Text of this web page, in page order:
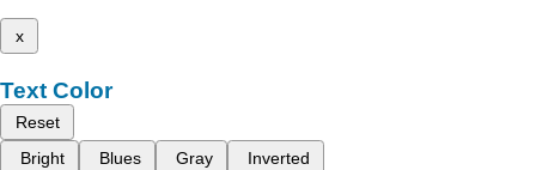
x
Text Color
Reset
Bright
Blues Gray Inverted